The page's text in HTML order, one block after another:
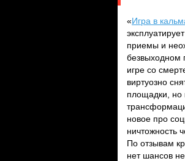
«Игра в
приемы и
безвыходном
игре со
виртуозно
площадки, но
новое про
ничтожность
По отзывам
нет шансов